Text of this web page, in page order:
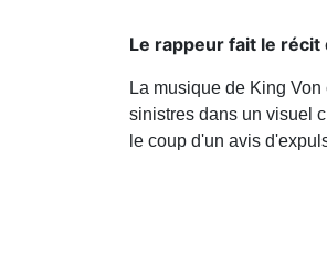
Le rappeur fait le
La musique de King
sinistres dans un visuel
le coup d'un avis